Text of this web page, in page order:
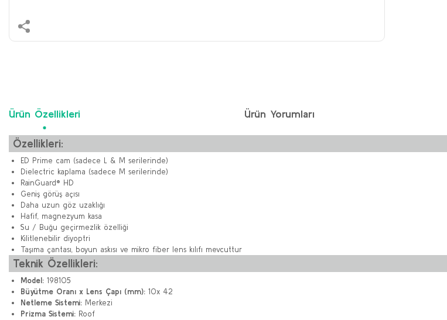
Ürün Özellikleri Ürün Yorumları
Özellikleri:
ED Prime cam (sadece L & M serilerinde)
Dielectric kaplama (sadece M serilerinde)
RainGuard® HD
Geniş görüş açısı
Daha uzun göz uzaklığı
Hafif, magnezyum kasa
Su / Buğu geçirmezlik özelliği
Kilitlenebilir diyoptri
Taşıma çantası, boyun askısı ve mikro fiber lens kılıfı mevcuttur
Teknik Özellikleri:
Model: 198105
Büyütme Oranı x Lens Çapı (mm): 10x 42
Netleme Sistemi: Merkezi
Prizma Sistemi: Roof